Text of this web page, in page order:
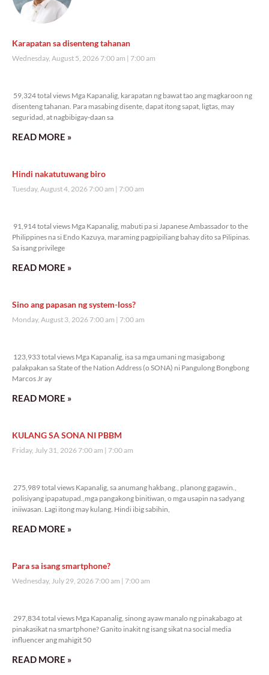
Karapatan sa disenteng tahanan
Wednesday, August 5, 2026 7:00 am 7:00 am
59,324 total views Mga Kapanalig, karapatan ng bawat tao ang magkaroon ng
disenteng tahanan. Para masabing disente, dapat itong sapat, ligtas, may
seguridad, at nagbibigay-daan sa
READ MORE »
Hindi nakatutuwang biro
Tuesday, August 4, 2026 7:00 am 7:00 am
91,914 total views Mga Kapanalig, mabuti pa si Japanese Ambassador to the
Philippines na si Endo Kazuya, maraming pagpipiliang bahay dito sa Pilipinas.
Sa isang privilege
READ MORE »
Sino ang papasan ng system-loss?
Monday, August 3, 2026 7:00 am 7:00 am
123,933 total views Mga Kapanalig, isa sa mga umani ng masigabong
palakpakan sa State of the Nation Address (o SONA) ni Pangulong Bongbong
Marcos Jr ay
READ MORE »
KULANG SA SONA NI PBBM
Friday, July 31, 2026 7:00 am 7:00 am
275,989 total views Kapanalig, sa anumang hakbang., planong gagawin.,
polisiyang ipapatupad.,mga pangakong binitiwan, o mga usapin na sadyang
iniiwasan. Lagi itong may kulang. Hindi ibig sabihin,
READ MORE »
Para sa isang smartphone?
Wednesday, July 29, 2026 7:00 am 7:00 am
297,834 total views Mga Kapanalig, sinong ayaw manalo ng pinakabago at
pinakasikat na smartphone? Ganito inakit ng isang sikat na social media
influencer ang mahigit 50
READ MORE »